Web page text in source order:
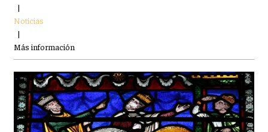
|
Noticias
|
Más información